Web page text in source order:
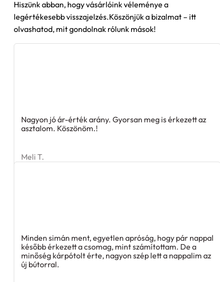
Hiszünk abban, hogy vásárlóink véleménye a
legértékesebb visszajelzés.Köszönjük a bizalmat – itt
olvashatod, mit gondolnak rólunk mások!
Nagyon jó ár-érték arány. Gyorsan meg is érkezett az
asztalom. Köszönöm.!
Meli T.
Minden simán ment, egyetlen apróság, hogy pár nappal
később érkezett a csomag, mint számítottam. De a
minőség kárpótolt érte, nagyon szép lett a nappalim az
új bútorral.